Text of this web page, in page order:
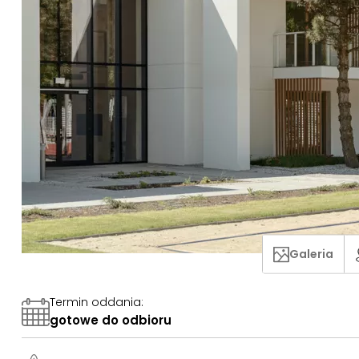
Galeria
Termin oddania:
gotowe do odbioru